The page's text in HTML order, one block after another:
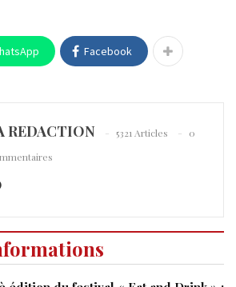
Facebook
REDACTION 5321 Articles
0